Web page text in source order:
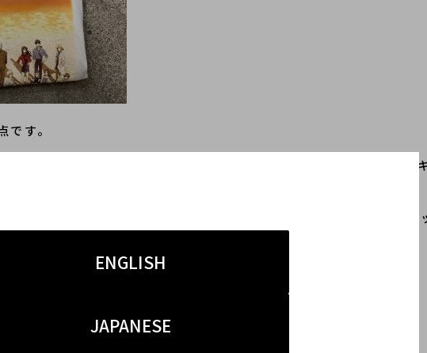
ENGLISH
JAPANESE
す。
ションと強く結びつき、90年代の裏原宿ブーム以降、街全体が“
く姿”は、裏原宿が愛してきた退廃美とも親和性が高く、今やファ